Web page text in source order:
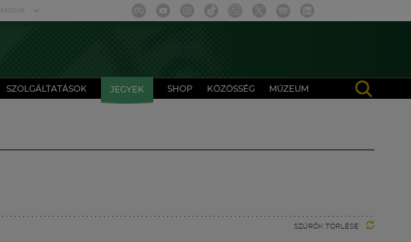
SZOLGÁLTATÁSOK JEGYEK SHOP KÖZÖSSÉG MÚZEUM
SZŰRŐK TÖRLÉSE